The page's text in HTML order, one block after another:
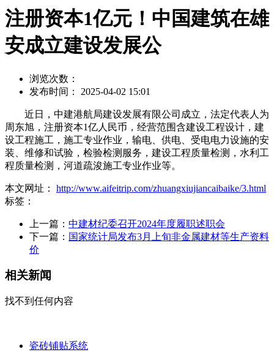
注册资本1亿元！中国建筑在雄
安成立建设发展公
浏览次数：
发布时间： 2025-04-02 15:01
近日，中建港航局建设发展有限公司成立，法定代表人为
周东旭，注册资本1亿人民币，经营范围含建设工程设计，建
设工程施工，施工专业作业，输电、供电、受电电力设施的安
装、维修和试验，检验检测服务，建设工程质量检测，水利工
程质量检测，河道疏浚施工专业作业等。
本文网址： http://www.aifeitrip.com/zhuangxiujiancaibaike/3.html
标签：
上一篇： 中建材纪委召开2024年度履职述职会
下一篇： 国家统计局发布3月上旬非金属建材等生产资料
价
相关新闻
找不到任何内容
瓷砖铺贴系统